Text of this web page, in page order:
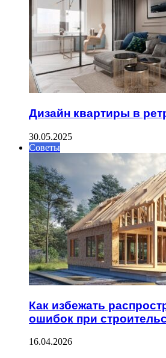
Дизайн квартиры в
30.05.2025
Советы
Как избежать
ошибок при
16.04.2026